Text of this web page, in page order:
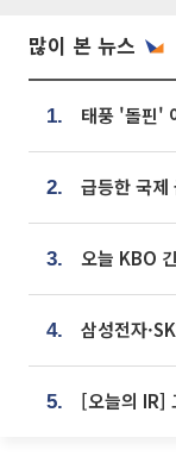
많이 본 뉴스
1.
2. 급등한 국
3. 오늘 KBO
4. 삼성전자
5. [오늘의 IR]